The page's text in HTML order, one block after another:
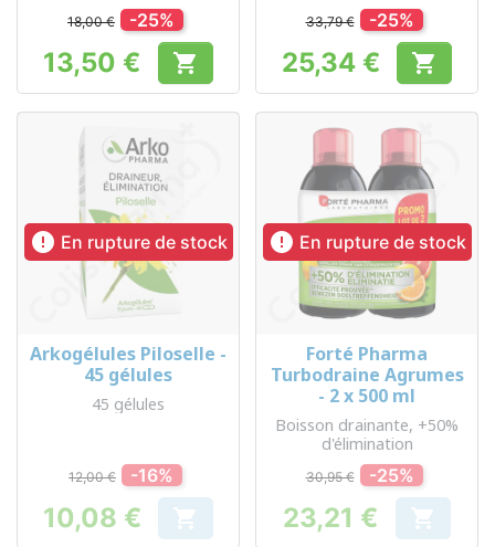
18,00 € -25%
Prix
13,50 € 
33,79 € -25%
Prix
25,34 € 
 En rupture de stock
Arkogélules Piloselle -
45 gélules
45 gélules
12,00 € -16%
Prix
10,08 € 
 En rupture de stock
Forté Pharma
Turbodraine Agrumes
- 2 x 500 ml
Boisson drainante, +50%
d'élimination
30,95 € -25%
Prix
23,21 € 